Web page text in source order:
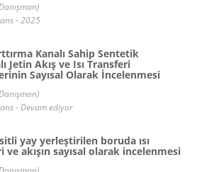
- 2025
Kanalı Sahip Sentetik
Jetin Akış ve Isı Transferi
Sayısal Olarak İncelenmesi
- Devam ediyor
yay yerleştirilen boruda ısı
ve akışın sayısal olarak incelenmesi